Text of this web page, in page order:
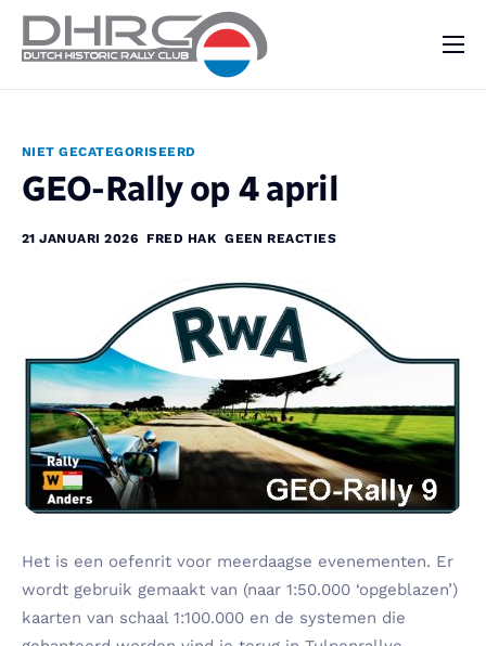
Vraag & Aanbod
NIET GECATEGORISEERD
GEO-Rally op 4 april
21 JANUARI 2026 FRED HAK GEEN REACTIES
Het is een oefenrit voor meerdaagse evenementen. Er
wordt gebruik gemaakt van (naar 1:50.000 ‘opgeblazen’)
kaarten van schaal 1:100.000 en de systemen die